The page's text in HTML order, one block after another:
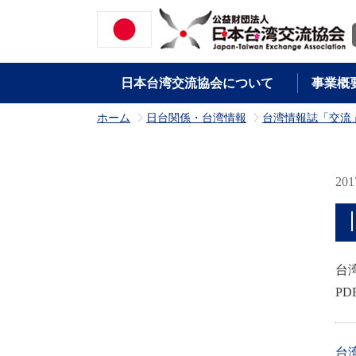
日本台湾交流協会について 事業概
ホーム >
日台関係・台湾情報 >
台湾情報誌「交流」
台
台